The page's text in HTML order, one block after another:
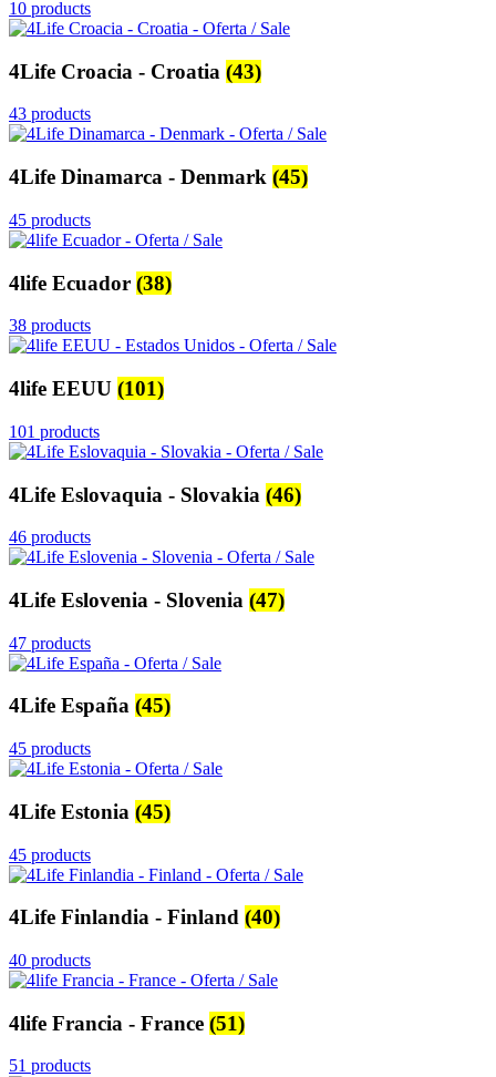
10 products
4Life Croacia - Croatia (43)
43 products
4Life Dinamarca - Denmark (45)
45 products
4life Ecuador (38)
38 products
4life EEUU (101)
101 products
4Life Eslovaquia - Slovakia (46)
46 products
4Life Eslovenia - Slovenia (47)
47 products
4Life España (45)
45 products
4Life Estonia (45)
45 products
4Life Finlandia - Finland (40)
40 products
4life Francia - France (51)
51 products